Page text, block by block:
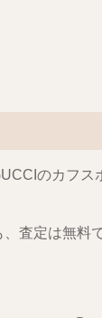
のカフス
査定は無料